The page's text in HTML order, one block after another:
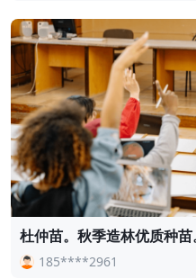
杜仲苗。秋季造林优质种
185****2961